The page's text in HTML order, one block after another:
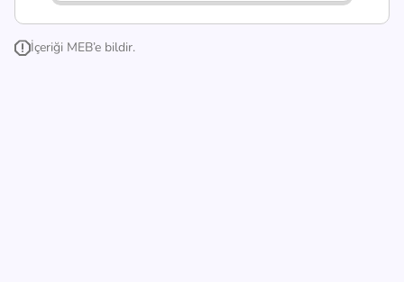
İçeriği MEB’e bildir.